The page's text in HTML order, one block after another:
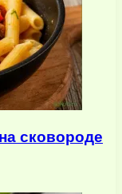
сковороде